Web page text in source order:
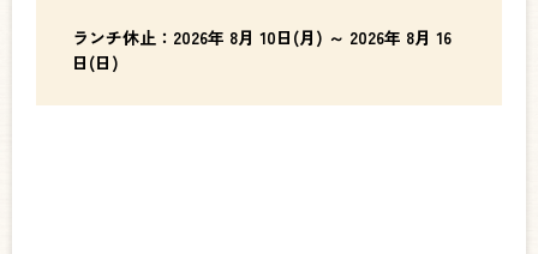
ランチ休止：2026年 8月 10日(月) ～ 2026年 8月 16
日(日)